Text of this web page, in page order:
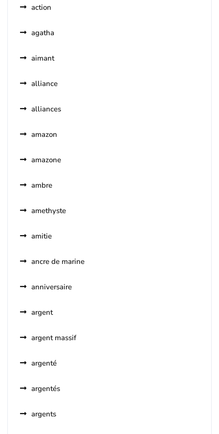
action
agatha
aimant
alliance
alliances
amazon
amazone
ambre
amethyste
amitie
ancre de marine
anniversaire
argent
argent massif
argenté
argentés
argents